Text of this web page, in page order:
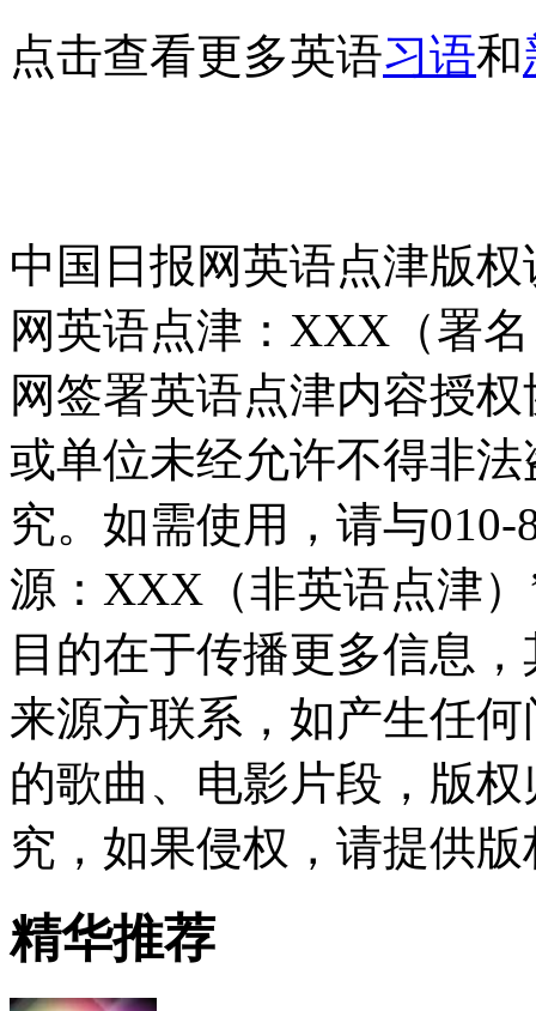
点击查看更多英语习语和
中国日报网英语点津版
网英语点津：XXX（署
网签署英语点津内容授
或单位未经允许不得非
究。如需使用，请与010-
源：XXX（非英语点津
目的在于传播更多信息
来源方联系，如产生任
的歌曲、电影片段，版
究，如果侵权，请提供
精华推荐